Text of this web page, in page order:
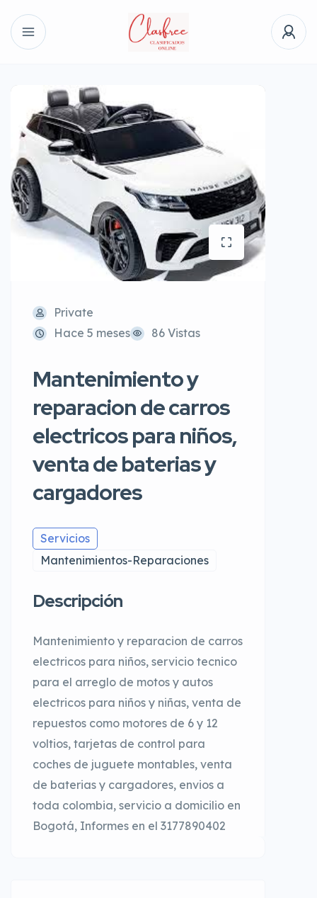
Private
Hace 5 meses
86 Vistas
Mantenimiento y
reparacion de carros
electricos para niños,
venta de baterias y
cargadores
Servicios
Mantenimientos-Reparaciones
Descripción
Mantenimiento y reparacion de carros
electricos para niños, servicio tecnico
para el arreglo de motos y autos
electricos para niños y niñas, venta de
repuestos como motores de 6 y 12
voltios, tarjetas de control para
coches de juguete montables, venta
de baterias y cargadores, envios a
toda colombia, servicio a domicilio en
Bogotá, Informes en el 3177890402